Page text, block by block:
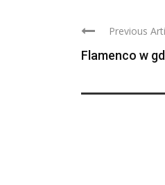
Previous
Flamenco w